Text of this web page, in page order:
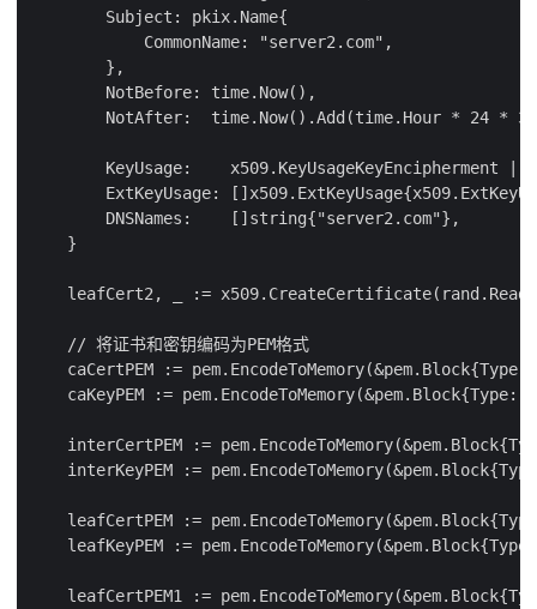
        Subject: pkix.Name{
            CommonName: "server2.com",
        },
        NotBefore: time.Now(),
NotAfter:  time.Now().Add(time.Hour * 24 *
KeyUsage:    x509.KeyUsageKeyEncipherment |
ExtKeyUsage:
        DNSNames:    []string{"server2.com"},
    }
leafCert2, _ :=
    // 将证书和密钥编码为PEM格式
caCertPEM :=
caKeyPEM := pem.EncodeToMemory(&pem.Block{Type:
interCertPEM :=
interKeyPEM :=
leafCertPEM :=
leafKeyPEM :=
leafCertPEM1 :=